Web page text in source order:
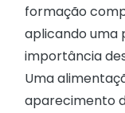
formação
aplicando uma
importância
Uma
aparecimento